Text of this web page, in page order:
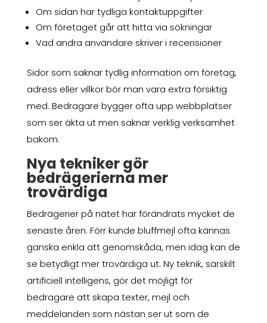
Om sidan har tydliga kontaktuppgifter
Om företaget går att hitta via sökningar
Vad andra användare skriver i recensioner
Sidor som saknar tydlig information om företag,
adress eller villkor bör man vara extra försiktig
med. Bedragare bygger ofta upp webbplatser
som ser äkta ut men saknar verklig verksamhet
bakom.
Nya tekniker gör
bedrägerierna mer
trovärdiga
Bedrägerier på nätet har förändrats mycket de
senaste åren. Förr kunde bluffmejl ofta kännas
ganska enkla att genomskåda, men idag kan de
se betydligt mer trovärdiga ut. Ny teknik, särskilt
artificiell intelligens, gör det möjligt för
bedragare att skapa texter, mejl och
meddelanden som nästan ser ut som de